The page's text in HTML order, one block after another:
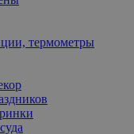
термометры